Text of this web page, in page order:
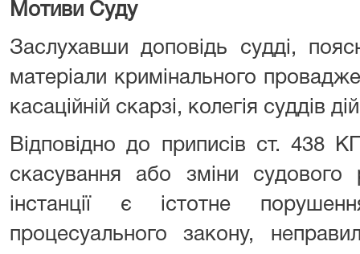
Мотиви Суду
Заслухавши доповідь судді,
матеріали кримінального
касаційній скарзі, колегія суддів
Відповідно до приписів ст. 438
скасування або зміни судового
інстанції є істотне
процесуального закону,